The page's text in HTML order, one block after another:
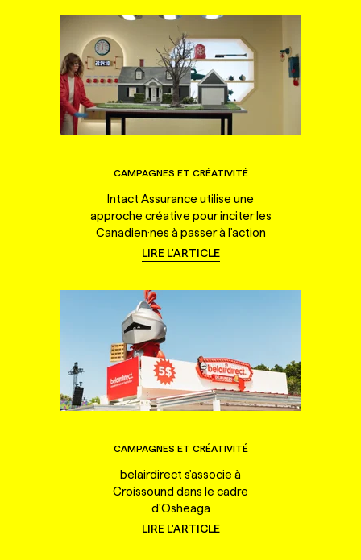
CAMPAGNES ET CRÉATIVITÉ
Intact Assurance utilise une
approche créative pour inciter les
Canadien·nes à passer à l'action
LIRE L'ARTICLE
CAMPAGNES ET CRÉATIVITÉ
belairdirect s'associe à
Croissound dans le cadre
d'Osheaga
LIRE L'ARTICLE